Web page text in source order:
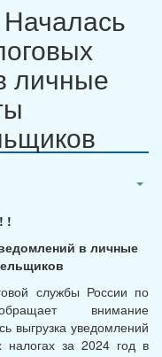
личные
!
в личные
службы России по
внимание
выгрузка уведомлений
налогах за 2024 год в